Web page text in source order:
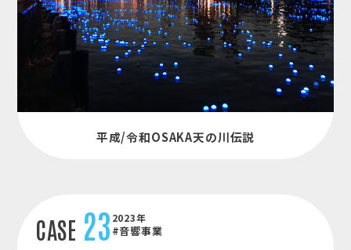
平成/令和OSAKA天の川伝説
CASE 23 2023年
#音響事業